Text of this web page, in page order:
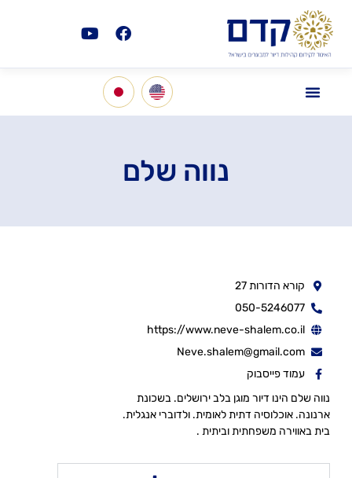
נווה שלם
קורא הדורות 27
050-5246077
https://www.neve-shalem.co.il
Neve.shalem@gmail.com
עמוד פייסבוק
נווה שלם הינו דיור מוגן בלב ירושלים. בשכונת
ארנונה. אוכלוסיה דתית לאומית. ולדוברי אנגלית.
בית באווירה משפחתית וביתית .